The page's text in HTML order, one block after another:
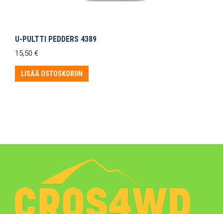
U-PULTTI PEDDERS 4389
15,50 €
LISÄÄ OSTOSKORIIN